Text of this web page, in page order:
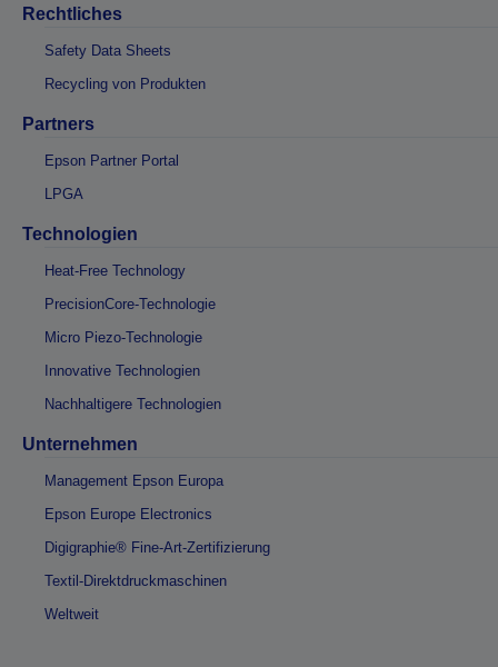
Rechtliches
Safety Data Sheets
Recycling von Produkten
Partners
Epson Partner Portal
LPGA
Technologien
Heat-Free Technology
PrecisionCore-Technologie
Micro Piezo-Technologie
Innovative Technologien
Nachhaltigere Technologien
Unternehmen
Management Epson Europa
Epson Europe Electronics
Digigraphie® Fine-Art-Zertifizierung
Textil-Direktdruckmaschinen
Weltweit